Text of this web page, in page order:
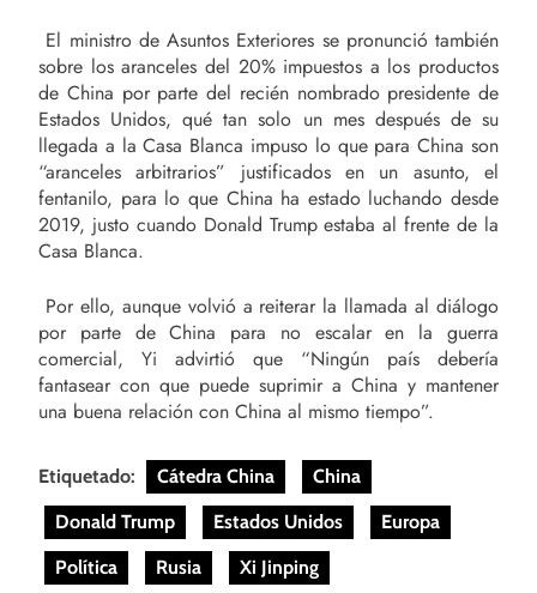
El ministro de Asuntos Exteriores se pronunció también
sobre los aranceles del 20% impuestos a los productos
de China por parte del recién nombrado presidente de
Estados Unidos, qué tan solo un mes después de su
llegada a la Casa Blanca impuso lo que para China son
“aranceles arbitrarios” justificados en un asunto, el
fentanilo, para lo que China ha estado luchando desde
2019, justo cuando Donald Trump estaba al frente de la
Casa Blanca.
Por ello, aunque volvió a reiterar la llamada al diálogo
por parte de China para no escalar en la guerra
comercial, Yi advirtió que “Ningún país debería
fantasear con que puede suprimir a China y mantener
una buena relación con China al mismo tiempo”.
Etiquetado: Cátedra China
China
Donald Trump
Estados Unidos
Europa
Política
Rusia Xi Jinping